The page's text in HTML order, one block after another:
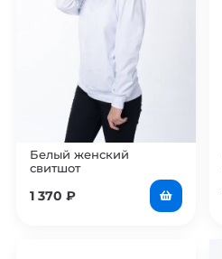
Белый женский
свитшот
1 370 ₽